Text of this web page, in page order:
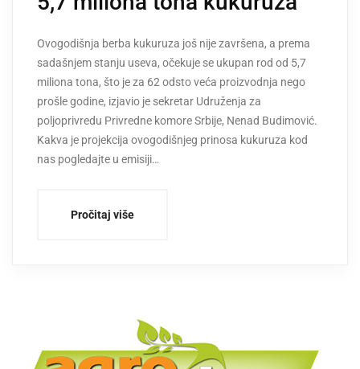
Ovogodišnja berba kukuruza još nije završena, a prema
sadašnjem stanju useva, očekuje se ukupan rod od 5,7
miliona tona, što je za 62 odsto veća proizvodnja nego
prošle godine, izjavio je sekretar Udruženja za
poljoprivredu Privredne komore Srbije, Nenad Budimović.
Kakva je projekcija ovogodišnjeg prinosa kukuruza kod
nas pogledajte u emisiji…
Pročitaj više